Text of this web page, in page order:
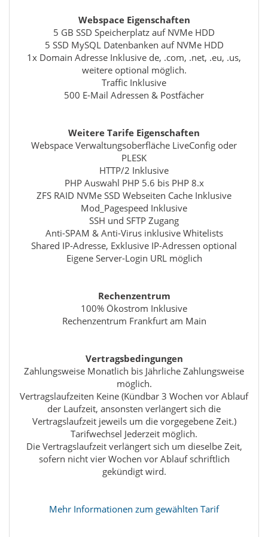
Webspace Eigenschaften
5 GB SSD Speicherplatz auf NVMe HDD
5 SSD MySQL Datenbanken auf NVMe HDD
1x Domain Adresse Inklusive de, .com, .net, .eu, .us,
weitere optional möglich.
Traffic Inklusive
500 E-Mail Adressen & Postfächer
Weitere Tarife Eigenschaften
Webspace Verwaltungsoberfläche LiveConfig oder
PLESK
HTTP/2 Inklusive
PHP Auswahl PHP 5.6 bis PHP 8.x
ZFS RAID NVMe SSD Webseiten Cache Inklusive
Mod_Pagespeed Inklusive
SSH und SFTP Zugang
Anti-SPAM & Anti-Virus inklusive Whitelists
Shared IP-Adresse, Exklusive IP-Adressen optional
Eigene Server-Login URL möglich
Rechenzentrum
100% Ökostrom Inklusive
Rechenzentrum Frankfurt am Main
Vertragsbedingungen
Zahlungsweise Monatlich bis Jährliche Zahlungsweise
möglich.
Vertragslaufzeiten Keine (Kündbar 3 Wochen vor Ablauf
der Laufzeit, ansonsten verlängert sich die
Vertragslaufzeit jeweils um die vorgegebene Zeit.)
Tarifwechsel Jederzeit möglich.
Die Vertragslaufzeit verlängert sich um dieselbe Zeit,
sofern nicht vier Wochen vor Ablauf schriftlich
gekündigt wird.
Mehr Informationen zum gewählten Tarif